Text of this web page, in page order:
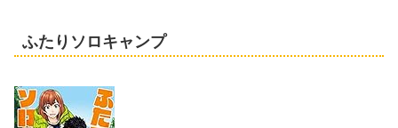
ふたりソロキャンプ